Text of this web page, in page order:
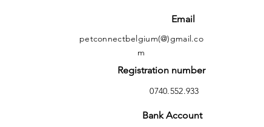
Email
petconnectbelgium(@)gmail.co
m
Registration number
0740.552.933
Bank Account